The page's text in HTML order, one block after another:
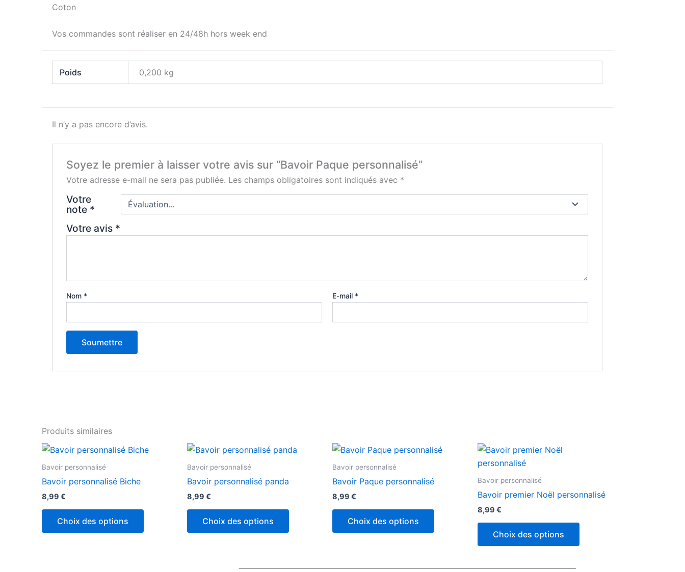
Coton
Vos commandes sont réaliser en 24/48h hors week end
Poids 0,200 kg
Il n’y a pas encore d’avis.
Soyez le premier à laisser votre avis sur “Bavoir Paque personnalisé”
Votre adresse e-mail ne sera pas publiée. Les champs obligatoires sont indiqués avec *
Votre
note *
Votre avis *
Nom * E-mail *
Produits similaires
Bavoir personnalisé
Bavoir personnalisé Biche
8,99 €
Choix des options
Bavoir personnalisé
Bavoir personnalisé panda
8,99 €
Choix des options
Bavoir personnalisé
Bavoir Paque personnalisé
8,99 €
Choix des options
Bavoir personnalisé
Bavoir premier Noël personnalisé
8,99 €
Choix des options